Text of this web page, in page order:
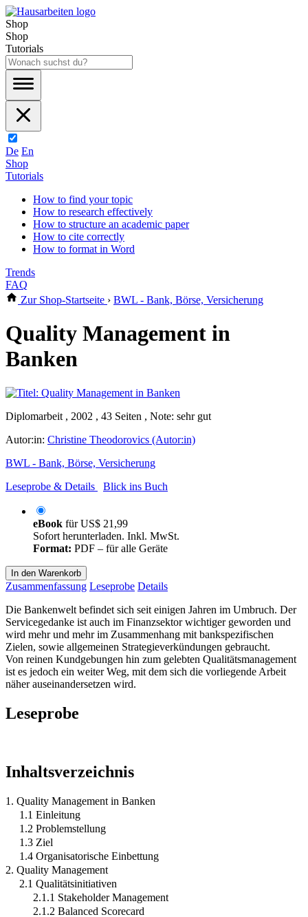
Shop
Shop
Tutorials
De En
Shop
Tutorials
How to find your topic
How to research effectively
How to structure an academic paper
How to cite correctly
How to format in Word
Trends
FAQ
Zur Shop-Startseite › BWL - Bank, Börse, Versicherung
Quality Management in
Banken
Diplomarbeit , 2002 , 43 Seiten , Note: sehr gut
Autor:in: Christine Theodorovics (Autor:in)
BWL - Bank, Börse, Versicherung
Leseprobe & Details
Blick ins Buch
eBook fürUS$ 21,99
Sofort herunterladen. Inkl. MwSt.
Format: PDF – für alle Geräte
In den Warenkorb
Zusammenfassung Leseprobe Details
Die Bankenwelt befindet sich seit einigen Jahren im Umbruch. Der
Servicegedanke ist auch im Finanzsektor wichtiger geworden und
wird mehr und mehr im Zusammenhang mit bankspezifischen
Zielen, sowie allgemeinen Strategieverkündungen gebraucht.
Von reinen Kundgebungen hin zum gelebten Qualitätsmanagement
ist es jedoch ein weiter Weg, mit dem sich die vorliegende Arbeit
näher auseinandersetzen wird.
Leseprobe
Inhaltsverzeichnis
1. Quality Management in Banken
1.1 Einleitung
1.2 Problemstellung
1.3 Ziel
1.4 Organisatorische Einbettung
2. Quality Management
2.1 Qualitätsinitiativen
2.1.1 Stakeholder Management
2.1.2 Balanced Scorecard